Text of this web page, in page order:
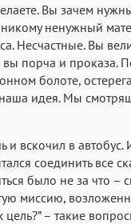
Вы зачем
ненужный
Несчастные. Вы
вы порча и проказа.
болоте,
идея. Мы
вскочил в автобус.
соединить все
было не за что –
миссию,
– такие